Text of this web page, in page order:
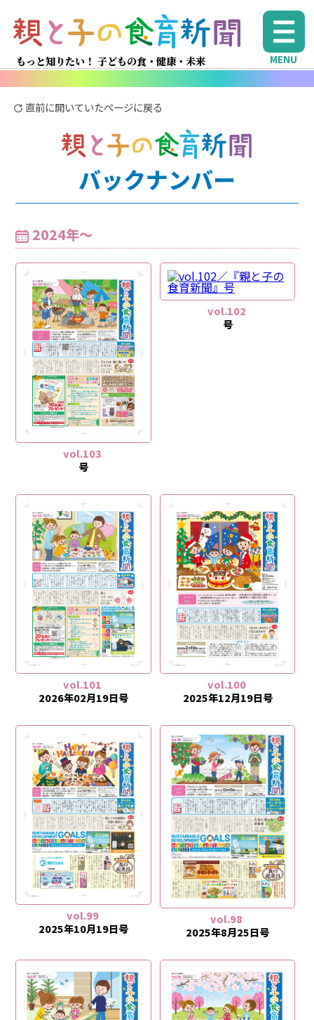
もっと知りたい！ 子どもの食・健康・未来 MENU
直前に開いていたページに戻る
バックナンバー
2024年〜
vol.103
号
vol.102
号
vol.101
2026年02月19日号
vol.100
2025年12月19日号
vol.99
2025年10月19日号
vol.98
2025年8月25日号